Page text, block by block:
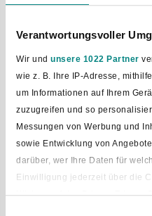
Verantwortungsvoller
Wir und unsere 1022 Partner
wie z. B. Ihre IP-Adresse,
um Informationen auf Ihrem
zuzugreifen und so
Messungen von Werbung und
sowie Entwicklung von
darüber, wer Ihre Daten für
Einwilligung jederzeit über die
Klicken auf das Privacy Trigger
Mängelmelder